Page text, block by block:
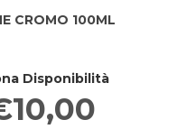
CROMO 100ML
Disponibilità